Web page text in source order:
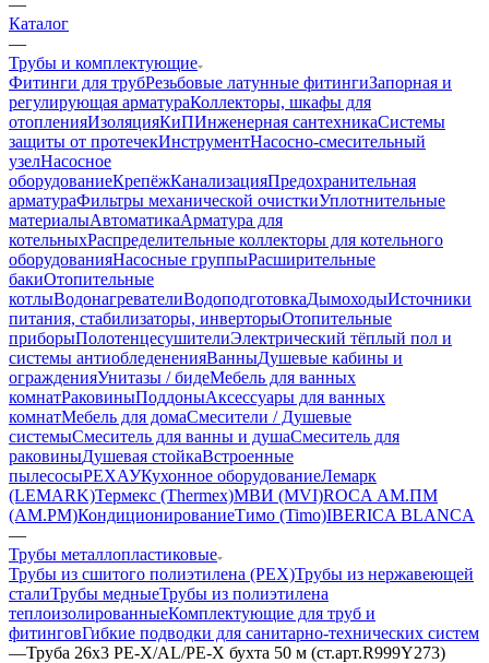
Каталог
—
Трубы и комплектующие
Фитинги для трубРезьбовые латунные фитингиЗапорная и
регулирующая арматураКоллекторы, шкафы для
отопленияИзоляцияКиПИнженерная сантехникаСистемы
защиты от протечекИнструментНасосно-смесительный
узелНасосное
оборудованиеКрепёжКанализацияПредохранительная
арматураФильтры механической очисткиУплотнительные
материалыАвтоматикаАрматура для
котельныхРаспределительные коллекторы для котельного
оборудованияНасосные группыРасширительные
бакиОтопительные
котлыВодонагревателиВодоподготовкаДымоходыИсточники
питания, стабилизаторы, инверторыОтопительные
приборыПолотенцесушителиЭлектрический тёплый пол и
системы антиобледененияВанныДушевые кабины и
огражденияУнитазы / бидеМебель для ванных
комнатРаковиныПоддоныАксессуары для ванных
комнатМебель для домаСмесители / Душевые
системыСмеситель для ванны и душаСмеситель для
раковиныДушевая стойкаВстроенные
пылесосыРЕХАУКухонное оборудованиеЛемарк
(LEMARK)Термекс (Thermex)МВИ (MVI)ROCA АМ.ПМ
(AM.PM)КондиционированиеТимо (Timo)IBERICA BLANCA
—
Трубы металлопластиковые
Трубы из сшитого полиэтилена (PEX)Трубы из нержавеющей
сталиТрубы медныеТрубы из полиэтилена
теплоизолированныеКомплектующие для труб и
фитинговГибкие подводки для санитарно-технических систем
—Труба 26x3 PE-X/AL/PE-X бухта 50 м (ст.арт.R999Y273)